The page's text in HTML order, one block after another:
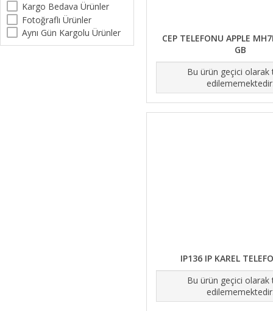
Kargo Bedava Ürünler
Fotoğraflı Ürünler
Aynı Gün Kargolu Ürünler
CEP TELEFONU APPLE
GB
Bu ürün geçici olarak
IP136 IP KAREL
Bu ürün geçici olarak